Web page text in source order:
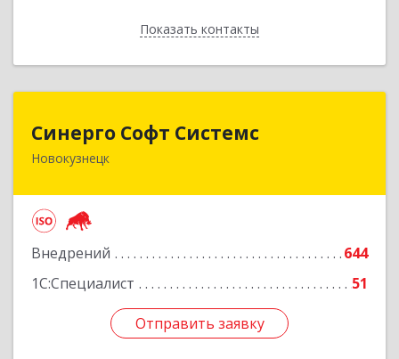
Показать контакты
Назад
Синерго Софт Системс
Новокузнецк
Внедрений
644
1С:Специалист
51
Отправить заявку
Синерго Софт Системс
654005, Кемеровская обл, Новокузнецк г,
Отправить заявку